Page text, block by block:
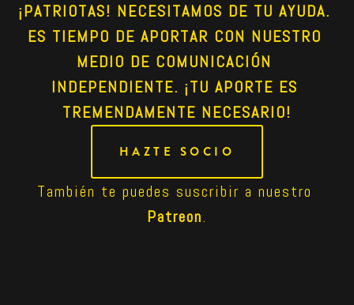
¡PATRIOTAS! NECESITAMOS DE TU AYUDA.
ES TIEMPO DE APORTAR CON NUESTRO
MEDIO DE COMUNICACIÓN
INDEPENDIENTE. ¡TU APORTE ES
TREMENDAMENTE NECESARIO!
HAZTE SOCIO
Patreon.